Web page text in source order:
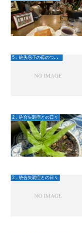
2．統合失調症との日々
2．統合失調症との日々